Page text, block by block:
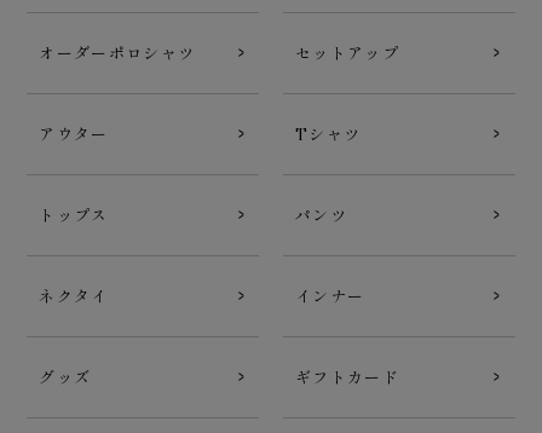
オーダーポロシャツ セットアップ
アウター Tシャツ
トップス パンツ
ネクタイ インナー
グッズ ギフトカード